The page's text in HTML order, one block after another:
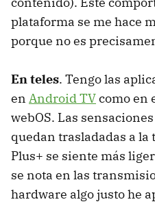
plataforma se me hace
porque no es
En teles. Tengo las
en Android TVcomo en
webOS. Las
quedan trasladadas a la
Plus+ se siente más
se nota en las
hardware algo justo he